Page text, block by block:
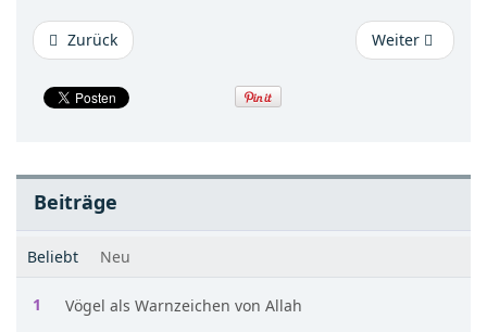
Zurück Weiter
Beiträge
Beliebt Neu
Vögel als Warnzeichen von Allah